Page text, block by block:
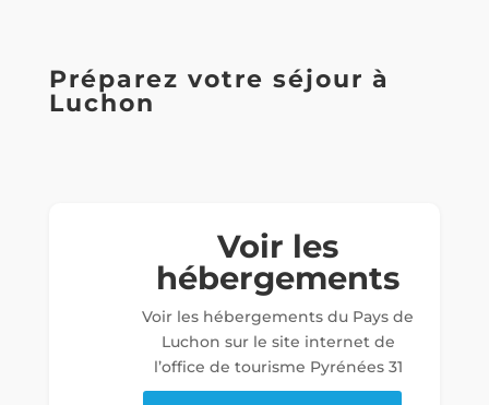
Préparez votre séjour à
Luchon
Voir les
hébergements
Voir les hébergements du Pays de
Luchon sur le site internet de
l’office de tourisme Pyrénées 31